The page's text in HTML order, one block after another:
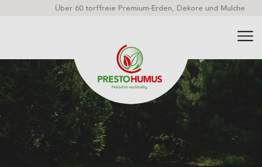
Über 60 torffreie Premium-Erden, Dekore und Mulche